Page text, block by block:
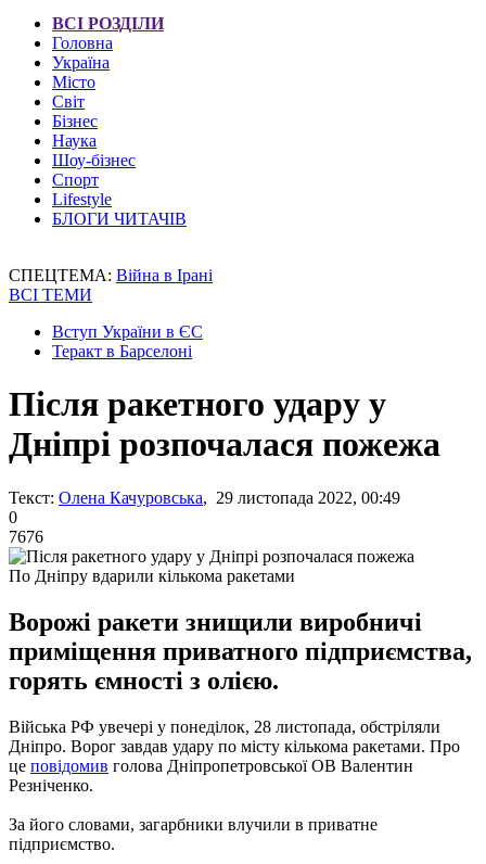
ВСІ РОЗДІЛИ
Головна
Україна
Місто
Світ
Бізнес
Наука
Шоу-бізнес
Спорт
Lifestyle
БЛОГИ ЧИТАЧІВ
СПЕЦТЕМА: Війна в Ірані
ВСІ ТЕМИ
Вступ України в ЄС
Теракт в Барселоні
Після ракетного удару у
Дніпрі розпочалася пожежа
Текст: Олена Качуровська, 29 листопада 2022, 00:49
0
7676
По Дніпру вдарили кількома ракетами
Ворожі ракети знищили виробничі
приміщення приватного підприємства,
горять ємності з олією.
Війська РФ увечері у понеділок, 28 листопада, обстріляли
Дніпро. Ворог завдав удару по місту кількома ракетами. Про
це повідомив голова Дніпропетровської ОВ Валентин
Резніченко.
За його словами, загарбники влучили в приватне
підприємство.